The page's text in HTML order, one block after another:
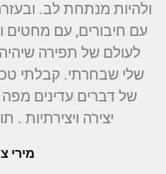
ולהיות מנתחת לב.
עם חיבורים, עם מחטים
לעולם של תפירה שיהיה
שלי שבחרתי. קבלתי
של דברים עדינים מפה
יצירה ויצירתיות
מירי